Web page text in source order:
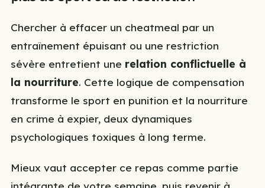
Chercher à effacer un cheatmeal par un
entraînement épuisant ou une restriction
sévère entretient une relation conflictuelle à
la nourriture. Cette logique de compensation
transforme le sport en punition et la nourriture
en crime à expier, deux dynamiques
psychologiques toxiques à long terme.
Mieux vaut accepter ce repas comme partie